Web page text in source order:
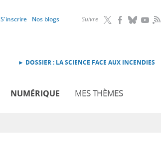
Suivre RSS
S'inscrire Nos blogs
► DOSSIER : LA SCIENCE FACE AUX INCENDIES
NUMÉRIQUE MES THÈMES